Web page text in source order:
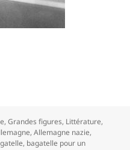
,Grandes figures, Littérature,
,Allemagne nazie,
, bagatelle pour un